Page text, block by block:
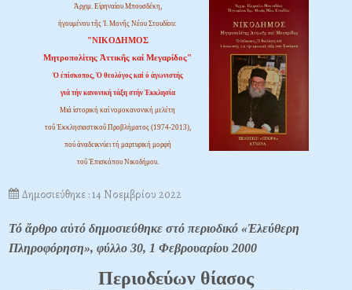
Ἀρχιμ. Εἰρηναίου Μπουσδέκη,
ἡγουμένου τῆς Ἱ. Μονῆς Νέου Στουδίου:
"ΝΙΚΟΔΗΜΟΣ
Μητροπολίτης Ἀττικῆς καί Μεγαρίδος"
Ὁ ἐπίσκοπος, Ὁ θεολόγος καί ὁ ἀγωνιστής
γιά τήν κανονική τάξη στήν Ἐκκλησία
Μιά ἱστορική καί νομοκανονική μελέτη
τοῦ Ἐκκλησιαστικοῦ Προβλήματος (1974-2013),
πού ἀναδεικνύει τή μαρτυρική μορφή
τοῦ Ἐπισκόπου Νικοδήμου.
Δημοσιεύθηκε : 14 Νοεμβρίου 2022
Τό ἄρθρο αὐτό δημοσιεύθηκε στό περιοδικό «Ἐλεύθερη
Πληροφόρηση», φύλλο 30, 1 Φεβρουαρίου 2000
Περιοδεύων θίασος